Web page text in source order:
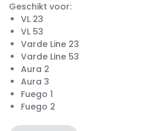
Geschikt voor:
VL 23
VL 53
Varde Line 23
Varde Line 53
Aura 2
Aura 3
Fuego 1
Fuego 2